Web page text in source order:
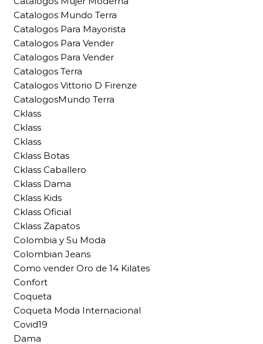
Catalogos Mundo Terra
Catalogos Para Mayorista
Catalogos Para Vender
Catalogos Para Vender
Catalogos Terra
Catalogos Vittorio D Firenze
CatalogosMundo Terra
Cklass
Cklass
Cklass
Cklass Botas
Cklass Caballero
Cklass Dama
Cklass Kids
Cklass Oficial
Cklass Zapatos
Colombia y Su Moda
Colombian Jeans
Como vender Oro de 14 Kilates
Confort
Coqueta
Coqueta Moda Internacional
Covid19
Dama